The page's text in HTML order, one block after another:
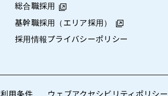
総合職採用
基幹職採用（エリア採用）
採用情報プライバシーポリシー